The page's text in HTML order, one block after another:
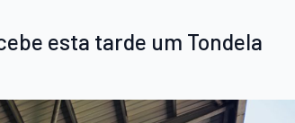
esta tarde um Tondela